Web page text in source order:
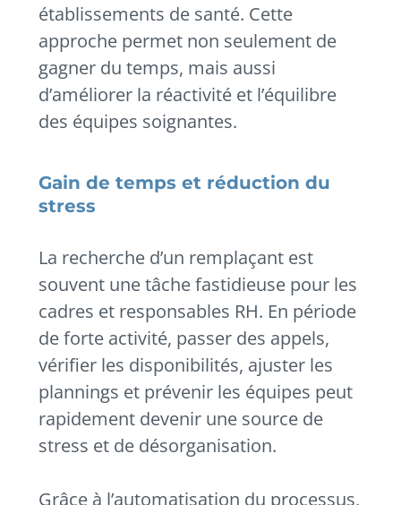
établissements de santé. Cette
approche permet non seulement de
gagner du temps, mais aussi
d’améliorer la réactivité et l’équilibre
des équipes soignantes.
Gain de temps et réduction du
stress
La recherche d’un remplaçant est
souvent une tâche fastidieuse pour les
cadres et responsables RH. En période
de forte activité, passer des appels,
vérifier les disponibilités, ajuster les
plannings et prévenir les équipes peut
rapidement devenir une source de
stress et de désorganisation.
Grâce à l’automatisation du processus,